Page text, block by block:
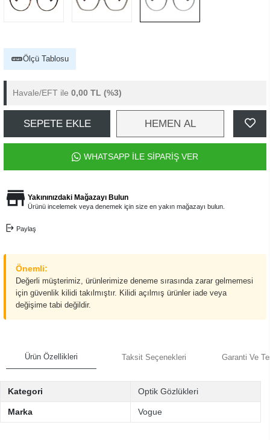
Ölçü Tablosu
Havale/EFT ile 0,00 TL (%3)
SEPETE EKLE HEMEN AL
WHATSAPP İLE SİPARİŞ VER
Yakınınızdaki Mağazayı Bulun
Ürünü incelemek veya denemek için size en yakın mağazayı bulun.
Paylaş
Önemli:
Değerli müşterimiz, ürünlerimize deneme sırasında zarar gelmemesi
için güvenlik kilidi takılmıştır. Kilidi açılmış ürünler iade veya
değişime tabi değildir.
Ürün Özellikleri Taksit Seçenekleri Garanti Ve
Kategori Optik Gözlükleri
Marka Vogue